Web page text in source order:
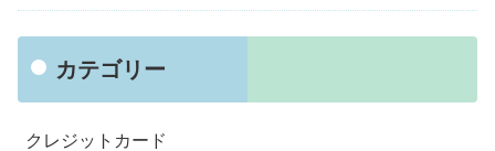
カテゴリー
クレジットカード